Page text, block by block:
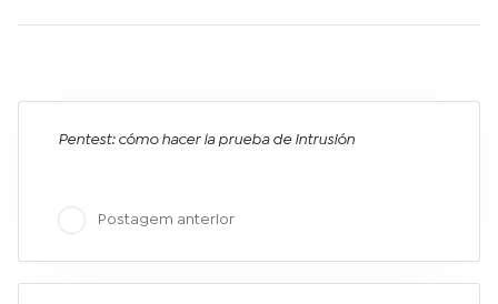
Pentest: cómo hacer la prueba de intrusión
Postagem anterior